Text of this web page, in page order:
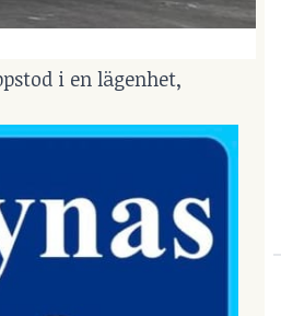
i en lägenhet,